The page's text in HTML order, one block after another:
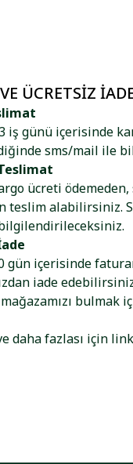
ÜCRETSIZ
iş günü içerisinde
sms/mail ile
ücreti ödemeden,
teslim alabilirsiniz.
gün içerisinde
iade
bulmak
daha fazlası için